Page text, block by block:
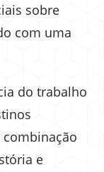
sobre
com uma
do trabalho
e